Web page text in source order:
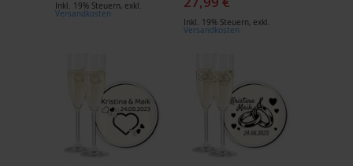
Inkl. 19% Steuern, exkl.
Versandkosten
Inkl. 19% Steuern, exkl.
Versandkosten